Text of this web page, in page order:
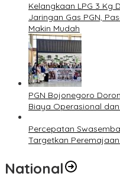
Kelangkaan LPG 3 Kg
Jaringan Gas PGN,
Makin Mudah
PGN Bojonegoro
Biaya Operasional
Percepatan
Targetkan
National